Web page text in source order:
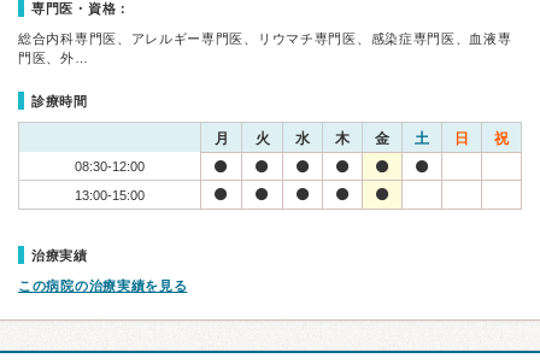
専門医・資格：
総合内科専門医、アレルギー専門医、リウマチ専門医、感染症専門医、血液専
門医、外…
診療時間
月 火 水 木 金 土 日 祝
08:30-12:00
13:00-15:00
治療実績
この病院の治療実績を見る